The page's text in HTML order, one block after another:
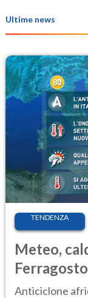
Ultime news
TENDENZA
Meteo,
ancora
Anticiclone